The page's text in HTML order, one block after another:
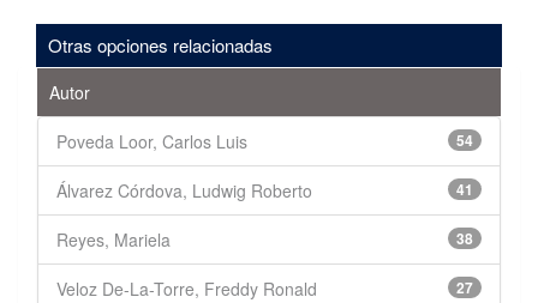
Otras opciones relacionadas
Autor
54
Poveda Loor, Carlos Luis
41
Álvarez Córdova, Ludwig Roberto
38
Reyes, Mariela
27
Veloz De-La-Torre, Freddy Ronald